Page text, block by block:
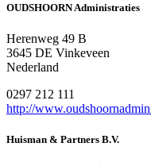
OUDSHOORN Administraties
Herenweg 49 B
3645 DE Vinkeveen
Nederland
0297 212 111
http://
Huisman & Partners B.V.